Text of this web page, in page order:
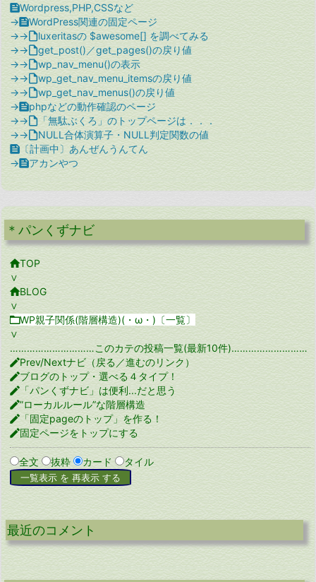
Wordpress,PHP,CSSなど
→WordPress関連の固定ページ
→→luxeritasの $awesome[] を調べてみる
→→get_post()／get_pages()の戻り値
→→wp_nav_menu()の表示
→→wp_get_nav_menu_itemsの戻り値
→→wp_get_nav_menus()の戻り値
→phpなどの動作確認のページ
→→ 「無駄ぶくろ」のトップページは．．．
→→NULL合体演算子・NULL判定関数の値
 〔計画中〕あんぜんうんてん
→アカンやつ
＊パンくずナビ
TOP
∨
BLOG
∨
WP親子関係(階層構造)(・ω・)〔一覧〕
∨
…………………………このカテの投稿一覧(最新10件)…………………………
Prev/Nextナビ（戻る／進むのリンク）
ブログのトップ・選べる４タイプ！
 「パンくずナビ」は便利...だと思う
”ローカルルール”な階層構造
 「固定pageのトップ」を作る！
固定ページをトップにする
全文 抜粋 カード タイル
最近のコメント